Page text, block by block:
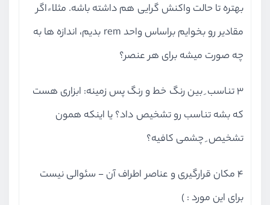
بهتره تا حالت واکنش گرایی هم داشته باشه. مثلا ً اگر
مقادیر رو بخوایم براساس واحد rem بدیم، اندازه ها به
چه صورت میشه برای هر عنصر؟
3 تناسب ِ بین رنگ خط و رنگ پس زمینه: ابزاری هست
که بشه تناسب رو تشخیص داد؟ یا اینکه همون
تشخیص ِ چشمی کافیه؟
4 مکان قرارگیری و عناصر اطراف آن - سئوالی نیست
برای این مورد : )